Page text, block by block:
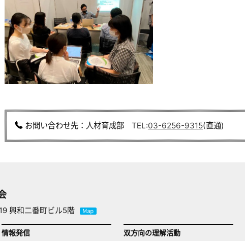
お問い合わせ先：人材育成部 TEL:03-6256-9315(直通)
興和二番町ビル5階
情報発信 双方向の理解活動